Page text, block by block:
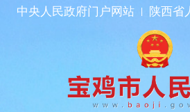
中央人民政府门户网站 陕西省